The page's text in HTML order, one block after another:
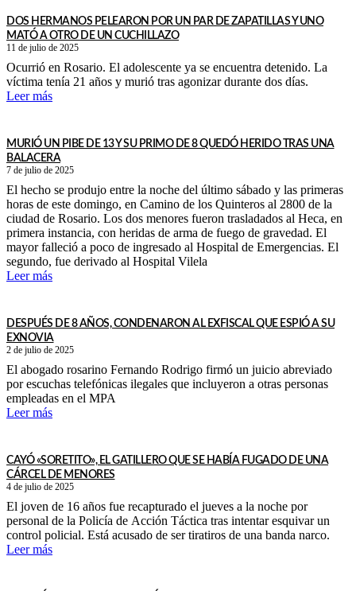
DOS HERMANOS PELEARON POR UN PAR DE ZAPATILLAS Y UNO
MATÓ A OTRO DE UN CUCHILLAZO
11 de julio de 2025
Ocurrió en Rosario. El adolescente ya se encuentra detenido. La
víctima tenía 21 años y murió tras agonizar durante dos días.
Leer más
MURIÓ UN PIBE DE 13 Y SU PRIMO DE 8 QUEDÓ HERIDO TRAS UNA
BALACERA
7 de julio de 2025
El hecho se produjo entre la noche del último sábado y las primeras
horas de este domingo, en Camino de los Quinteros al 2800 de la
ciudad de Rosario. Los dos menores fueron trasladados al Heca, en
primera instancia, con heridas de arma de fuego de gravedad. El
mayor falleció a poco de ingresado al Hospital de Emergencias. El
segundo, fue derivado al Hospital Vilela
Leer más
DESPUÉS DE 8 AÑOS, CONDENARON AL EXFISCAL QUE ESPIÓ A SU
EXNOVIA
2 de julio de 2025
El abogado rosarino Fernando Rodrigo firmó un juicio abreviado
por escuchas telefónicas ilegales que incluyeron a otras personas
empleadas en el MPA
Leer más
CAYÓ «SORETITO», EL GATILLERO QUE SE HABÍA FUGADO DE UNA
CÁRCEL DE MENORES
4 de julio de 2025
El joven de 16 años fue recapturado el jueves a la noche por
personal de la Policía de Acción Táctica tras intentar esquivar un
control policial. Está acusado de ser tiratiros de una banda narco.
Leer más